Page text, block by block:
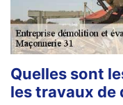
Quelles sont
les travaux de